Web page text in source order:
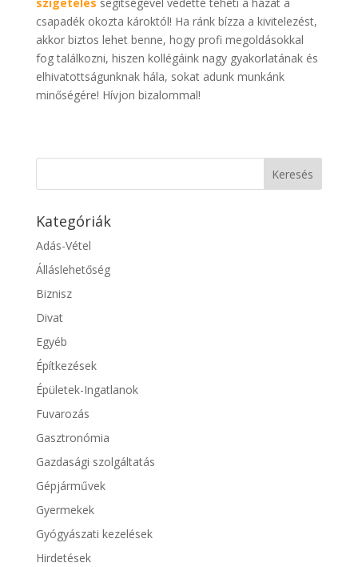
csapadék okozta károktól! Ha ránk bízza a kivitelezést,
akkor biztos lehet benne, hogy profi megoldásokkal
fog találkozni, hiszen kollégáink nagy gyakorlatának és
elhivatottságunknak hála, sokat adunk munkánk
minőségére! Hívjon bizalommal!
Kategóriák
Adás-Vétel
Álláslehetőség
Biznisz
Divat
Egyéb
Építkezések
Épületek-Ingatlanok
Fuvarozás
Gasztronómia
Gazdasági szolgáltatás
Gépjárművek
Gyermekek
Gyógyászati kezelések
Hirdetések